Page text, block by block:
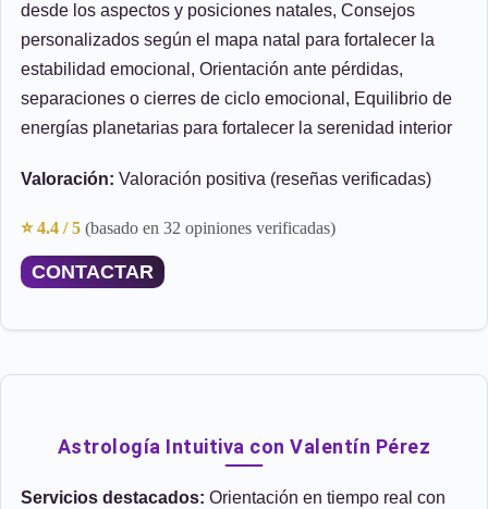
desde los aspectos y posiciones natales, Consejos
personalizados según el mapa natal para fortalecer la
estabilidad emocional, Orientación ante pérdidas,
separaciones o cierres de ciclo emocional, Equilibrio de
energías planetarias para fortalecer la serenidad interior
Valoración: Valoración positiva (reseñas verificadas)
⭐ 4.4 / 5 (basado en 32 opiniones verificadas)
CONTACTAR
Astrología Intuitiva con Valentín Pérez
Servicios destacados: Orientación en tiempo real con